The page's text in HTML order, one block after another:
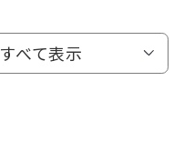
すべて表示